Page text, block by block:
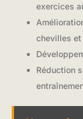
exercices
chevilles et
Réduction